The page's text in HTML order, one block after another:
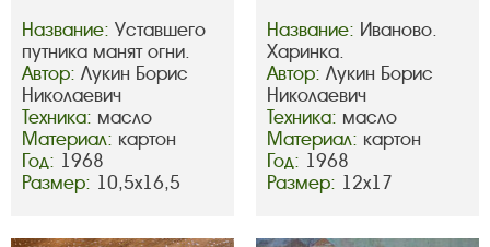
Название: Уставшего
путника манят огни.
Автор: Лукин Борис
Николаевич
Техника: масло
Материал: картон
Год: 1968
Размер: 10,5х16,5
Название: Иваново.
Харинка.
Автор: Лукин Борис
Николаевич
Техника: масло
Материал: картон
Год: 1968
Размер: 12х17